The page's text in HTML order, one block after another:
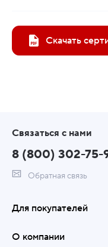
Скачать
Связаться с нами
8 (800) 302-75-
Обратная связь
Для покупателей
О компании